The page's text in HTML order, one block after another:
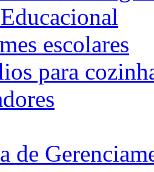
escolares
para
de